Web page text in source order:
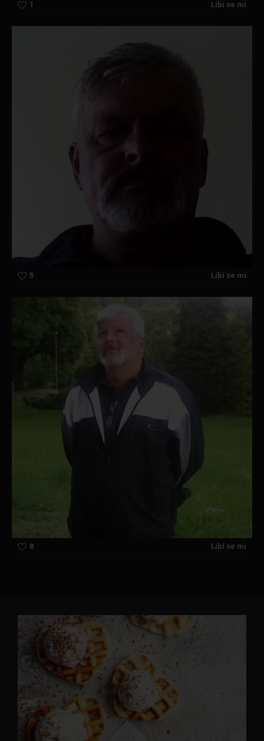
1 Líbí se mi
5 Líbí se mi
8 Líbí se mi